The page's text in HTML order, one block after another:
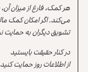
هر کمک، فارغ از میزان
می‌کند. اگر امکان کمک
تشویق دیگران به حمایت
در کنار حقیقت بایستید
از اطلاعات روز حمایت کنید